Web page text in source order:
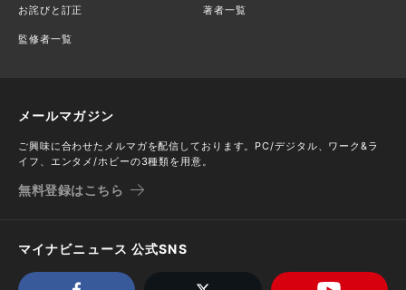
お詫びと訂正 著者一覧
監修者一覧
メールマガジン
ご興味に合わせたメルマガを配信しております。PC/デジタル、ワーク&ラ
イフ、エンタメ/ホビーの3種類を用意。
無料登録はこちら
マイナビニュース 公式SNS